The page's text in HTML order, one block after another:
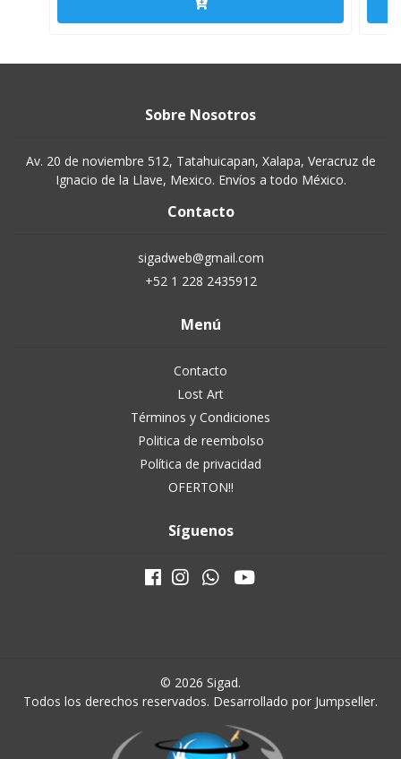
Sobre Nosotros
Av. 20 de noviembre 512, Tatahuicapan, Xalapa, Veracruz de
Ignacio de la Llave, Mexico. Envíos a todo México.
Contacto
sigadweb@gmail.com
+52 1 228 2435912
Menú
Contacto
Lost Art
Términos y Condiciones
Politica de reembolso
Política de privacidad
OFERTON!!
Síguenos
© 2026 Sigad.
Todos los derechos reservados. Desarrollado por Jumpseller.